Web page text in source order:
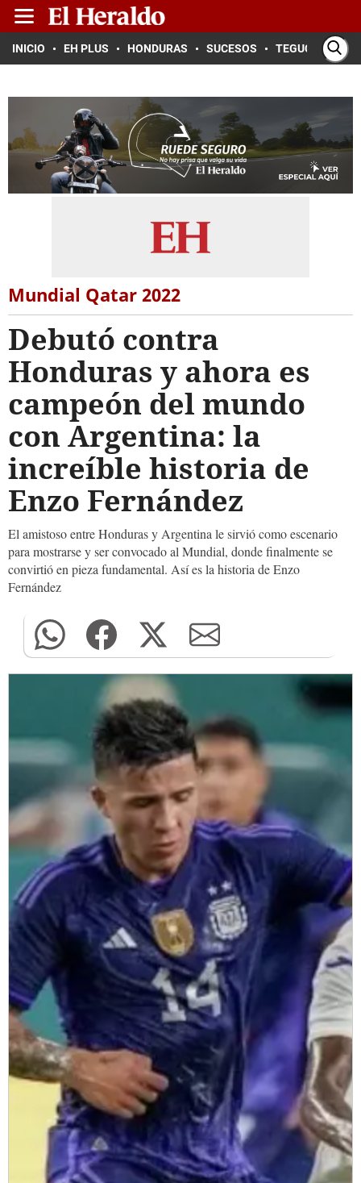
INICIO EH PLUS HONDURAS SUCESOS TEGUCIGALPA
Mundial Qatar 2022
Debutó contra
Honduras y ahora es
campeón del mundo
con Argentina: la
increíble historia de
Enzo Fernández
El amistoso entre Honduras y Argentina le sirvió como escenario
para mostrarse y ser convocado al Mundial, donde finalmente se
convirtió en pieza fundamental. Así es la historia de Enzo
Fernández